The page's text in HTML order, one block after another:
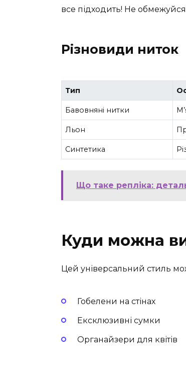
все підходить! Не
Різновиди ниток
Тип
Бавовняні нитки
Льон
Синтетика
Що таке репліка:
Куди можна
Цей універсальний стиль
Гобелени на стінах
Ексклюзивні сумки
Органайзери для квітів